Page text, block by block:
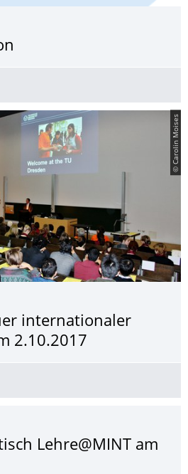
© Carolin Moises
internationaler
2.10.2017
Lehre@MINT am